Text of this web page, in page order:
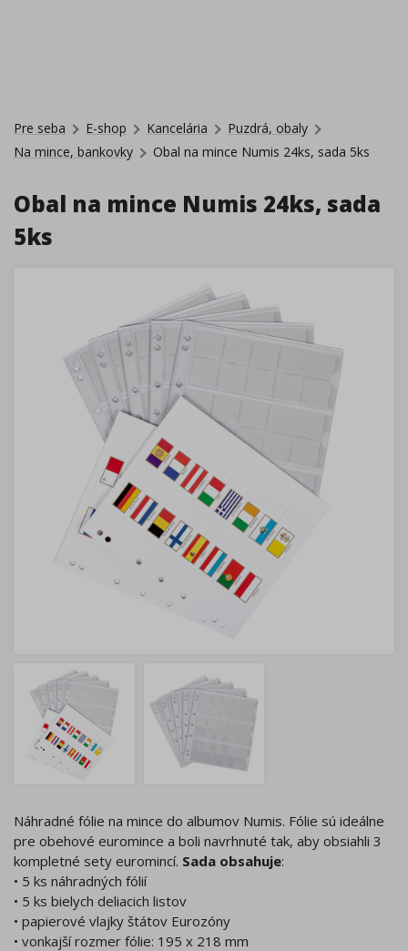
Pre seba E-shop Kancelária
Puzdrá, obaly
Na mince, bankovky
Obal na mince Numis 24ks, sada 5ks
Obal na mince Numis 24ks, sada
5ks
Náhradné fólie na mince do albumov Numis. Fólie sú ideálne
pre obehové euromince a boli navrhnuté tak, aby obsiahli 3
kompletné sety euromincí. Sada obsahuje:
• 5 ks náhradných fólií
• 5 ks bielych deliacich listov
• papierové vlajky štátov Eurozóny
• vonkajší rozmer fólie: 195 x 218 mm